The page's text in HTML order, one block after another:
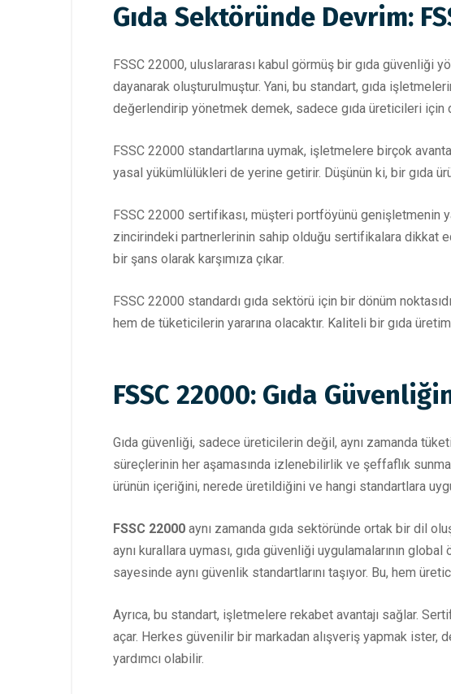
Gıda Sektöründe Devrim:
FSSC 22000, uluslararası kabul görmüş bir gıda güvenliği
dayanarak oluşturulmuştur. Yani, bu standart, gıda
değerlendirip yönetmek demek, sadece gıda üreticileri
FSSC 22000 standartlarına uymak, işletmelere birçok
yasal yükümlülükleri de yerine getirir. Düşünün ki, bir gıda
FSSC 22000 sertifikası, müşteri portföyünü genişletmenin
zincirindeki partnerlerinin sahip olduğu sertifikalara dikkat
bir şans olarak karşımıza çıkar.
FSSC 22000 standardı gıda sektörü için bir dönüm
hem de tüketicilerin yararına olacaktır. Kaliteli bir gıda
FSSC 22000: Gıda
Gıda güvenliği, sadece üreticilerin değil, aynı zamanda
süreçlerinin her aşamasında izlenebilirlik ve şeffaflık
ürünün içeriğini, nerede üretildiğini ve hangi standartlara
FSSC 22000 aynı zamanda gıda sektöründe ortak bir dil
aynı kurallara uyması, gıda güvenliği uygulamalarının
sayesinde aynı güvenlik standartlarını taşıyor. Bu, hem
Ayrıca, bu standart, işletmelere rekabet avantajı sağlar.
açar. Herkes güvenilir bir markadan alışveriş yapmak ister,
yardımcı olabilir.